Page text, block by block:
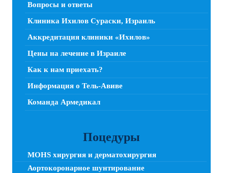
Вопросы и ответы
Клиника Ихилов Сураски, Израиль
Аккредитация клиники «Ихилов»
Цены на лечение в Израиле
Как к нам приехать?
Информация о Тель-Авиве
Команда Армедикал
Поцедуры
MOHS хирургия и дерматохирургия
Аортокоронарное шунтирование